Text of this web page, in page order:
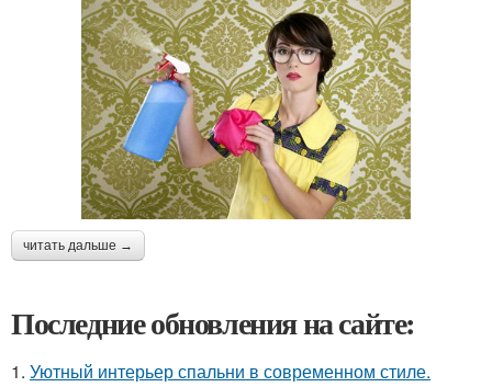
читать дальше →
Последние обновления на сайте:
1. Уютный интерьер спальни в современном стиле.